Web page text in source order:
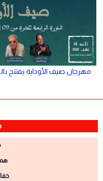
مهرجان صيف الأوداية يفتتح